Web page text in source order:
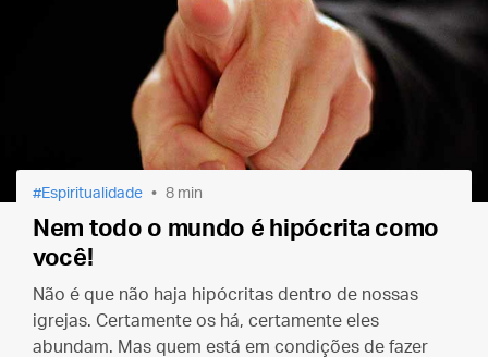
Espiritualidade 8 min
Nem todo o mundo é hipócrita como
você!
Não é que não haja hipócritas dentro de nossas
igrejas. Certamente os há, certamente eles
abundam. Mas quem está em condições de fazer